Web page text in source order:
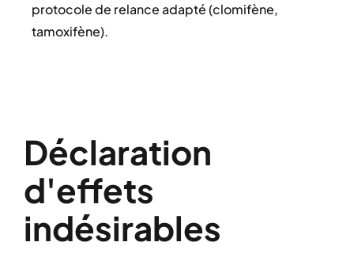
protocole de relance adapté (clomifène,
tamoxifène).
Déclaration
d'effets
indésirables